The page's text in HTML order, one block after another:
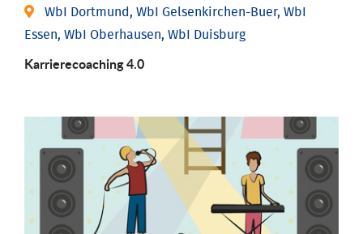
WbI Dortmund, WbI Gelsenkirchen-Buer, WbI
Essen, WbI Oberhausen, WbI Duisburg
Karriere­coaching 4.0